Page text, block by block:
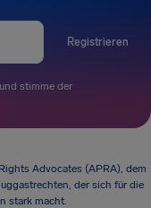
Registrieren
stimme der
Advocates (APRA), dem
der sich für die
stark macht.